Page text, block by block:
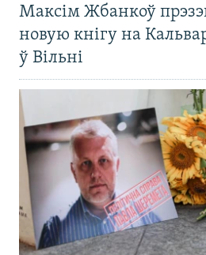
Максім Жбанкоў
новую кнігу на
ў Вільні